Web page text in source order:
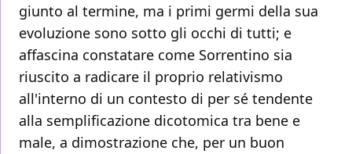
giunto al termine, ma i primi germi della sua
evoluzione sono sotto gli occhi di tutti; e
affascina constatare come Sorrentino sia
riuscito a radicare il proprio relativismo
all'interno di un contesto di per sé tendente
alla semplificazione dicotomica tra bene e
male, a dimostrazione che, per un buon